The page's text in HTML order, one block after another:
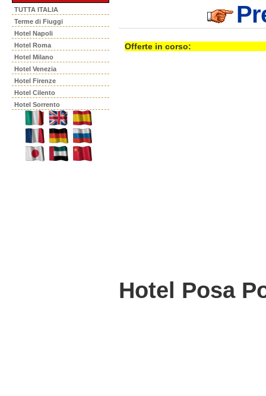
TUTTA ITALIA
Terme di Fiuggi
Hotel Napoli
Hotel Roma
Hotel Milano
Hotel Venezia
Hotel Firenze
Hotel Cilento
Hotel Sorrento
Offerte in corso:
Hotel Posa